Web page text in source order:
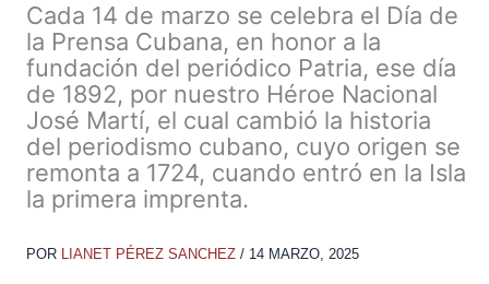
Cada 14 de marzo se celebra el Día de
la Prensa Cubana, en honor a la
fundación del periódico Patria, ese día
de 1892, por nuestro Héroe Nacional
José Martí, el cual cambió la historia
del periodismo cubano, cuyo origen se
remonta a 1724, cuando entró en la Isla
la primera imprenta.
POR LIANET PÉREZ SANCHEZ / 14 MARZO, 2025